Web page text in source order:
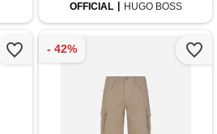
OFFICIAL
HUGO BOSS